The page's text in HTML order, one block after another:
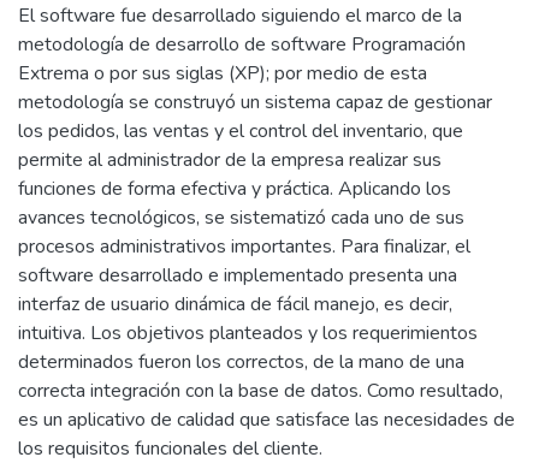
El software fue desarrollado siguiendo el marco de la
metodología de desarrollo de software Programación
Extrema o por sus siglas (XP); por medio de esta
metodología se construyó un sistema capaz de gestionar
los pedidos, las ventas y el control del inventario, que
permite al administrador de la empresa realizar sus
funciones de forma efectiva y práctica. Aplicando los
avances tecnológicos, se sistematizó cada uno de sus
procesos administrativos importantes. Para finalizar, el
software desarrollado e implementado presenta una
interfaz de usuario dinámica de fácil manejo, es decir,
intuitiva. Los objetivos planteados y los requerimientos
determinados fueron los correctos, de la mano de una
correcta integración con la base de datos. Como resultado,
es un aplicativo de calidad que satisface las necesidades de
los requisitos funcionales del cliente.